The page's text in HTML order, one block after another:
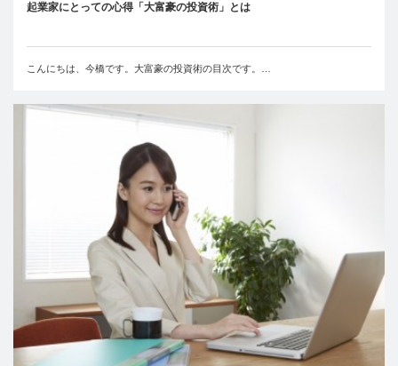
起業家にとっての心得「大富豪の投資術」とは
こんにちは、今橋です。大富豪の投資術の目次です。…